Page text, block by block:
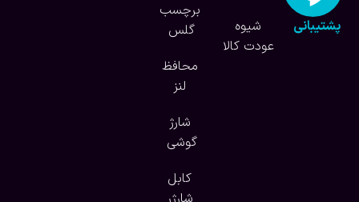
پشتیبانی
شیوه
عودت کالا
برچسب
گلس
محافظ
لنز
شارژ
گوشی
کابل